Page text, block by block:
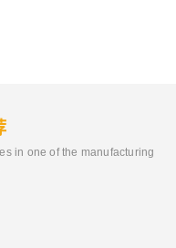
in one of the manufacturing